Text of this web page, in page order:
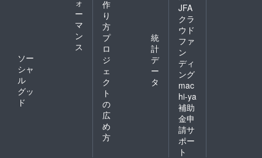
ー
マ
ン
ス
ソー
シャ
ル
グッ
ド
作
り
方
プ
ロ
ジ
ェ
ク
ト
の
広
め
方
統
計
デ
ー
タ
JFA
クラ
ウド
ファ
ン
ディ
ング
mac
hi-ya
補助
金申
請サ
ポー
ト